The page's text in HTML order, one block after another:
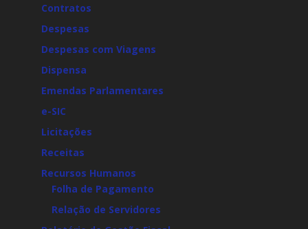
Contratos
Despesas
Despesas com Viagens
Dispensa
Emendas Parlamentares
e-SIC
Licitações
Receitas
Recursos Humanos
Folha de Pagamento
Relação de Servidores